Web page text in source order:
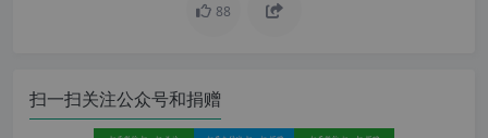
88
扫一扫关注公众号和捐赠